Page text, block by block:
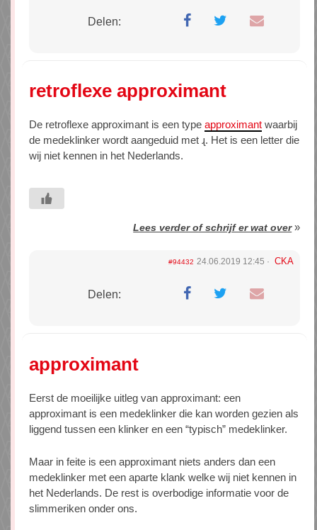
Delen:
retroflexe approximant
De retroflexe approximant is een type approximant waarbij
de medeklinker wordt aangeduid met ɻ. Het is een letter die
wij niet kennen in het Nederlands.
Lees verder of schrijf er wat over»
#94432 24.06.2019 12:45 CKA
Delen:
approximant
Eerst de moeilijke uitleg van approximant: een
approximant is een medeklinker die kan worden gezien als
liggend tussen een klinker en een “typisch” medeklinker.
Maar in feite is een approximant niets anders dan een
medeklinker met een aparte klank welke wij niet kennen in
het Nederlands. De rest is overbodige informatie voor de
slimmeriken onder ons.